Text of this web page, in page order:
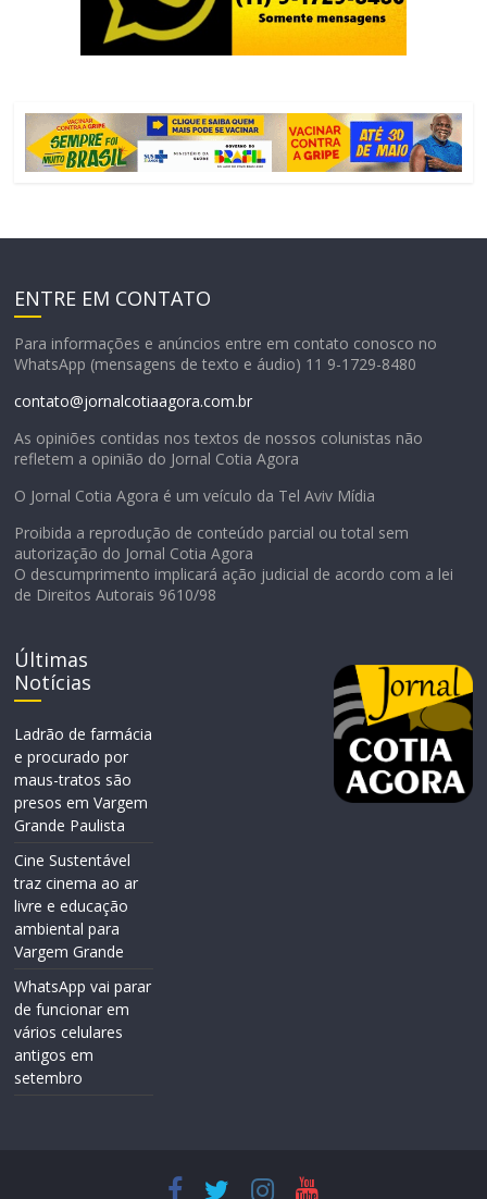
ENTRE EM CONTATO
Para informações e anúncios entre em contato conosco no
WhatsApp (mensagens de texto e áudio) 11 9-1729-8480
contato@jornalcotiaagora.com.br
As opiniões contidas nos textos de nossos colunistas não
refletem a opinião do Jornal Cotia Agora
O Jornal Cotia Agora é um veículo da Tel Aviv Mídia
Proibida a reprodução de conteúdo parcial ou total sem
autorização do Jornal Cotia Agora
O descumprimento implicará ação judicial de acordo com a lei
de Direitos Autorais 9610/98
Últimas
Notícias
Ladrão de farmácia
e procurado por
maus-tratos são
presos em Vargem
Grande Paulista
Cine Sustentável
traz cinema ao ar
livre e educação
ambiental para
Vargem Grande
WhatsApp vai parar
de funcionar em
vários celulares
antigos em
setembro